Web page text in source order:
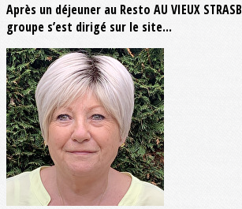
Après un déjeuner au Resto AU VIEUX
groupe s’est dirigé sur le site...